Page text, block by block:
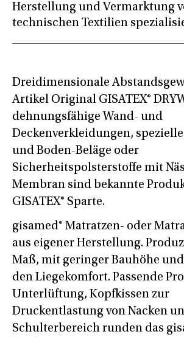
Herstellung und Vermarktung
technischen Textilien
Dreidimensionale
Artikel Original GISATEX®
dehnungsfähige Wand- und
Deckenverkleidungen,
und Boden-Beläge oder
Sicherheitspolsterstoffe mit
Membran sind bekannte
GISATEX® Sparte.
gisamed® Matratzen- oder
aus eigener Herstellung.
Maß, mit geringer Bauhöhe
den Liegekomfort. Passende
Unterlüftung, Kopfkissen zur
Druckentlastung von Nacken
Schulterbereich runden das